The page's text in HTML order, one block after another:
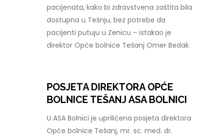
pacijenata, kako bi zdravstvena zaštita bila
dostupna u Tešnju, bez potrebe da
pacijenti putuju u Zenicu – istakao je
direktor Opće bolnice Tešanj Omer Bedak.
POSJETA DIREKTORA OPĆE
BOLNICE TEŠANJ ASA BOLNICI
U ASA Bolnici je upriličena posjeta direktora
Opće bolnice Tešanj, mr. sc. med. dr.